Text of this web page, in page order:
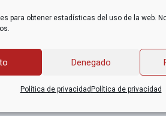
para obtener estadísticas del uso de la web.
Denegado
Política de privacidad Política de privacidad
recomendados
recomendadas
Facebook